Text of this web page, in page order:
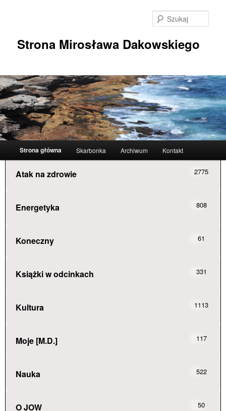
Strona Mirosława Dakowskiego
GłówneStrona główna Skarbonka Archiwum Kontakt
Atak na zdrowie 2775
Energetyka 808
Koneczny 61
Książki w odcinkach 331
Kultura 1113
Moje [M.D.] 117
Nauka 522
O JOW 50